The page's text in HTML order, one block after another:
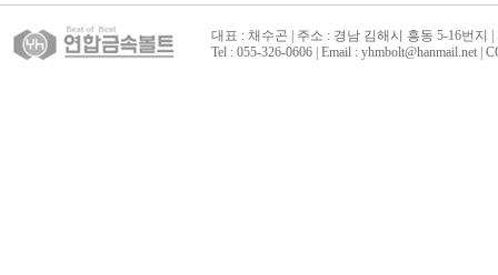
대표 : 채수곤 | 주소 : 경남 김해시 흥동 5-16번지 |
Tel : 055-326-0606 | Email : yhmbolt@hanmail.net